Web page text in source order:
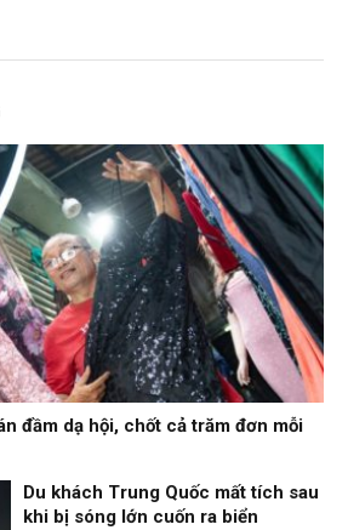
đầm dạ hội, chốt cả trăm đơn mỗi
Du khách Trung Quốc mất tích sau
khi bị sóng lớn cuốn ra biển